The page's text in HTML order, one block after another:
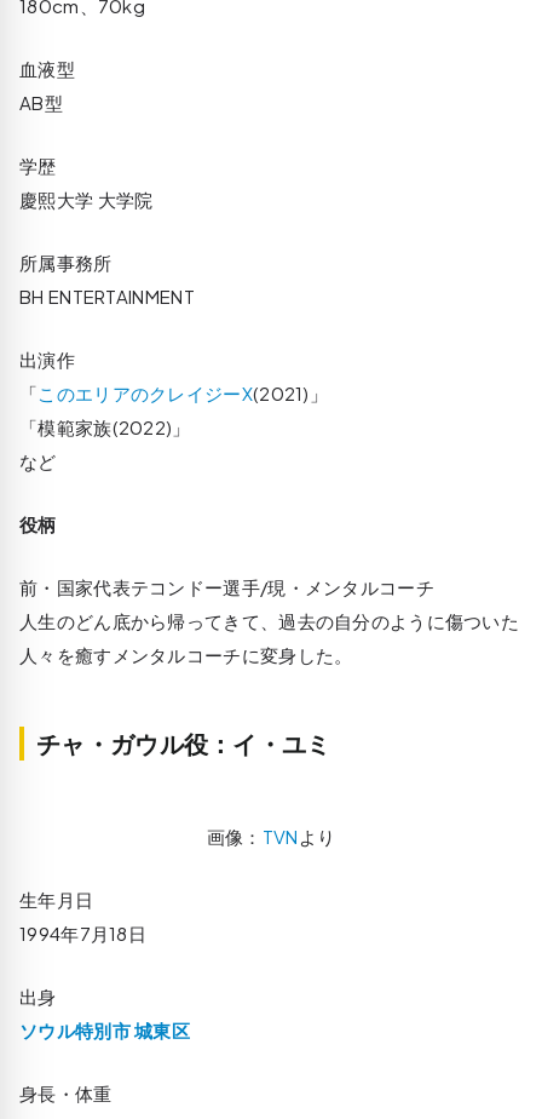
180cm、70kg
血液型
AB型
学歴
慶熙大学 大学院
所属事務所
BH ENTERTAINMENT
出演作
「このエリアのクレイジーX(2021)」
「模範家族(2022)」
など
役柄
前・国家代表テコンドー選手/現・メンタルコーチ
人生のどん底から帰ってきて、過去の自分のように傷ついた
人々を癒すメンタルコーチに変身した。
チャ・ガウル役：イ・ユミ
画像： TVN より
生年月日
1994年7月18日
出身
ソウル特別市 城東区
身長・体重